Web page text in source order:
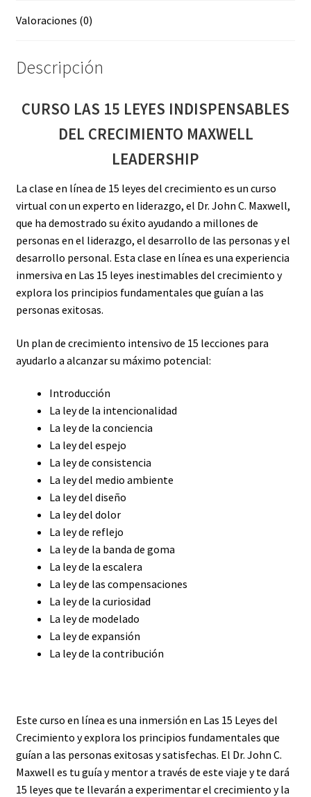
Valoraciones (0)
Descripción
CURSO LAS 15 LEYES INDISPENSABLES
DEL CRECIMIENTO MAXWELL
LEADERSHIP
La clase en línea de 15 leyes del crecimiento es un curso
virtual con un experto en liderazgo, el Dr. John C. Maxwell,
que ha demostrado su éxito ayudando a millones de
personas en el liderazgo, el desarrollo de las personas y el
desarrollo personal. Esta clase en línea es una experiencia
inmersiva en Las 15 leyes inestimables del crecimiento y
explora los principios fundamentales que guían a las
personas exitosas.
Un plan de crecimiento intensivo de 15 lecciones para
ayudarlo a alcanzar su máximo potencial:
Introducción
La ley de la intencionalidad
La ley de la conciencia
La ley del espejo
La ley de consistencia
La ley del medio ambiente
La ley del diseño
La ley del dolor
La ley de reflejo
La ley de la banda de goma
La ley de la escalera
La ley de las compensaciones
La ley de la curiosidad
La ley de modelado
La ley de expansión
La ley de la contribución
Este curso en línea es una inmersión en Las 15 Leyes del
Crecimiento y explora los principios fundamentales que
guían a las personas exitosas y satisfechas. El Dr. John C.
Maxwell es tu guía y mentor a través de este viaje y te dará
15 leyes que te llevarán a experimentar el crecimiento y la